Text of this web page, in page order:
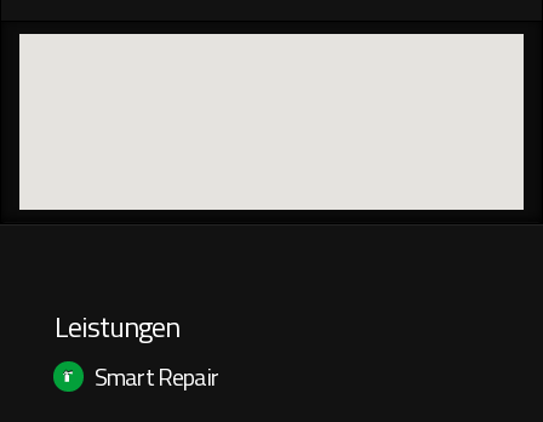
Leistungen
Smart Repair